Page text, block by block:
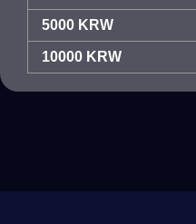
5000 KRW
10000 KRW